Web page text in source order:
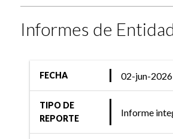
calificación de las
Obligaciones
Clase XIV de Banco
Galicia y Buenos
Informes de
FECHA 02-jun-2026
TIPO DE
REPORTE
Informe